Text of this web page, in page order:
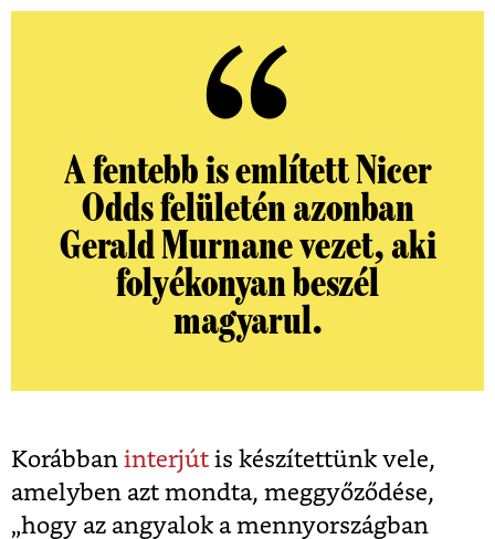
A fentebb is említett Nicer
Odds felületén azonban
Gerald Murnane vezet, aki
folyékonyan beszél
magyarul.
Korábban interjút is készítettünk vele,
amelyben azt mondta, meggyőződése,
„hogy az angyalok a mennyországban